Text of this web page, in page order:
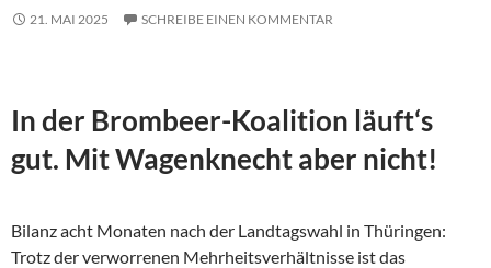
21. MAI 2025 SCHREIBE EINEN KOMMENTAR
In der Brombeer-Koalition läuft‘s
gut. Mit Wagenknecht aber nicht!
Bilanz acht Monaten nach der Landtagswahl in Thüringen:
Trotz der verworrenen Mehrheitsverhältnisse ist das